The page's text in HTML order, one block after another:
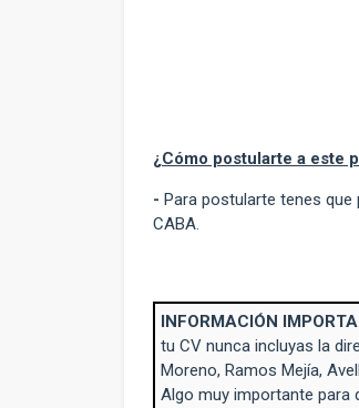
¿ Cómo postularte a este
- Para postularte tenes que
CABA.
INFORMACIÓN
tu CV nunca incluyas la
Moreno, Ramos Mejía,
Algo muy importante para